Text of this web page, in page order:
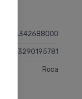
A342688000
8433290195781
Roca